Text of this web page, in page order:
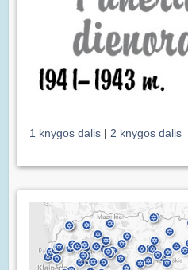
1 knygos dalis | 2 knygos dalis